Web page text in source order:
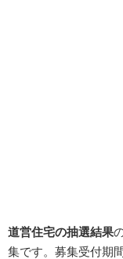
道営住宅の抽選結果
集です。募集受付期